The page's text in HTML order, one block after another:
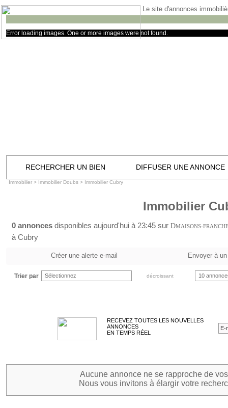
Le site d'annonces
Error loading images. One or more images were not found.
RECHERCHER UN BIEN DIFFUSER UNE ANNONCE
Immobilier > Immobilier Doubs > Immobilier Cubry
Immobilier
0 annonces disponibles aujourd'hui à 23:45 sur DMAISONS-
à Cubry
Créer une alerte e-mail Envoyer à
Trier par Sélectionnez décroissant 10
RECEVEZ TOUTES LES NOUVELLES
ANNONCES
EN TEMPS RÉEL
Aucune annonce ne se rapproche de
Nous vous invitons à élargir votre